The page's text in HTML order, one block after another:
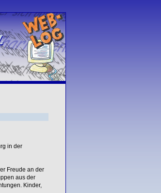
in der
Freude an der
aus der
Kinder,